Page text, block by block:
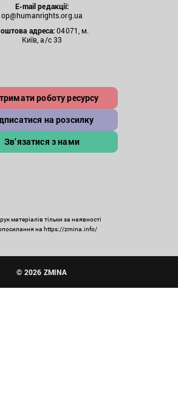
E-mail редакції:
op@humanrights.org.ua
адреса:04071, м.
Київ, а/с 33
роботу ресурсу
на розсилку
Зв’язатися з нами
матеріалів тільки за наявності
на https://zmina.info/
© 2026 ZMINA